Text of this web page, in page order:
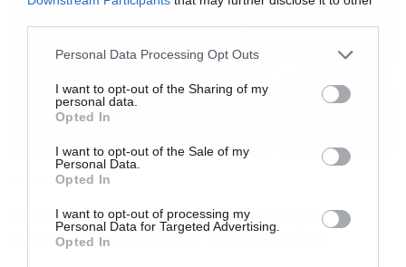
Please note that this website/app uses one or more Google
not limited to your visit or usage behaviour. You may click to
grant or deny consent to Google and its third-party tags to
use your data for below specified purposes in below Google
consent section.
Personal Data Processing Opt Outs
I want to opt-out of the Sharing of my
personal data.
Opted In
I want to opt-out of the Sale of my
Personal Data.
Opted In
I want to opt-out of processing my
Personal Data for Targeted Advertising.
Opted In
παραμένοντας μία από τις πιο αναγνωρίσιμες
μορφές της ανεξάρτητης ηλεκτρονικής σκηνής.
Follow Gramatik:
Official Website
Instagram
Facebook
Spotify
Ο Glenn Hughes αποσύρθηκε
από τις ζωντανές εμφανίσεις